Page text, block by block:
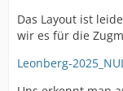
Das Layout ist
wir es für die
Leonberg-